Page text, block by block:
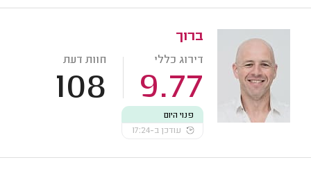
ברוך
דירוג כללי
9.77
חוות דעת
108
פנוי היום
עודכן ב-17:24